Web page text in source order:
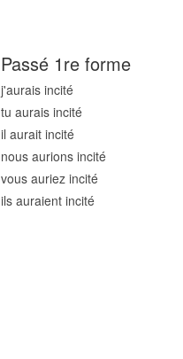
Passé 1re forme
j'aurais incité
tu aurais incité
il aurait incité
nous aurions incité
vous auriez incité
ils auraient incité